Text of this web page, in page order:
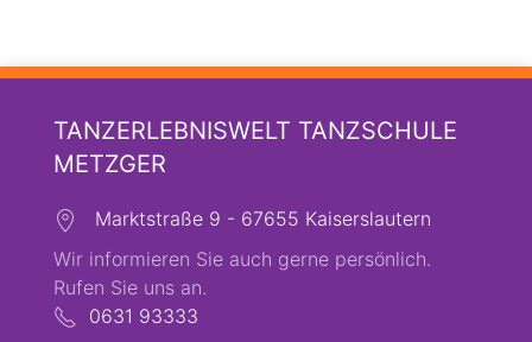
TANZERLEBNISWELT TANZSCHULE
METZGER
Marktstraße 9 - 67655 Kaiserslautern
Wir informieren Sie auch gerne persönlich.
Rufen Sie uns an.
0631 93333